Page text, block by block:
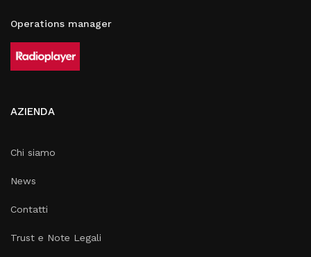
Operations manager
AZIENDA
Chi siamo
News
Contatti
Trust e Note Legali